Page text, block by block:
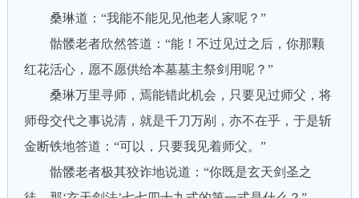
桑琳道：“我能不能见见他老人家呢？”
骷髅老者欣然答道：“能！不过见过之后，你那颗
红花活心，愿不愿供给本墓墓主祭剑用呢？”
桑琳万里寻师，焉能错此机会，只要见过师父，将
师母交代之事说清，就是千刀万剐，亦不在乎，于是斩
金断铁地答道：“可以，只要我见着师父。”
骷髅老者极其狡诈地说道：“你既是玄天剑圣之